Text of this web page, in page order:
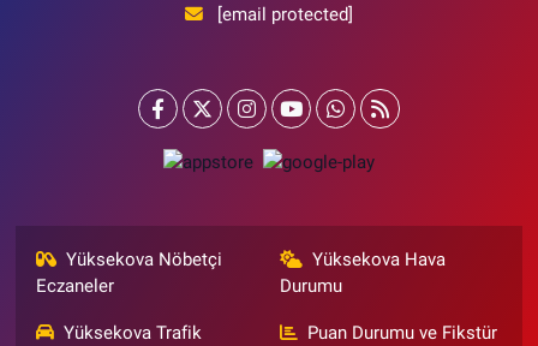
[email protected]
Yüksekova Nöbetçi
Eczaneler
Yüksekova Hava
Durumu
Yüksekova Trafik
Puan Durumu ve Fikstür